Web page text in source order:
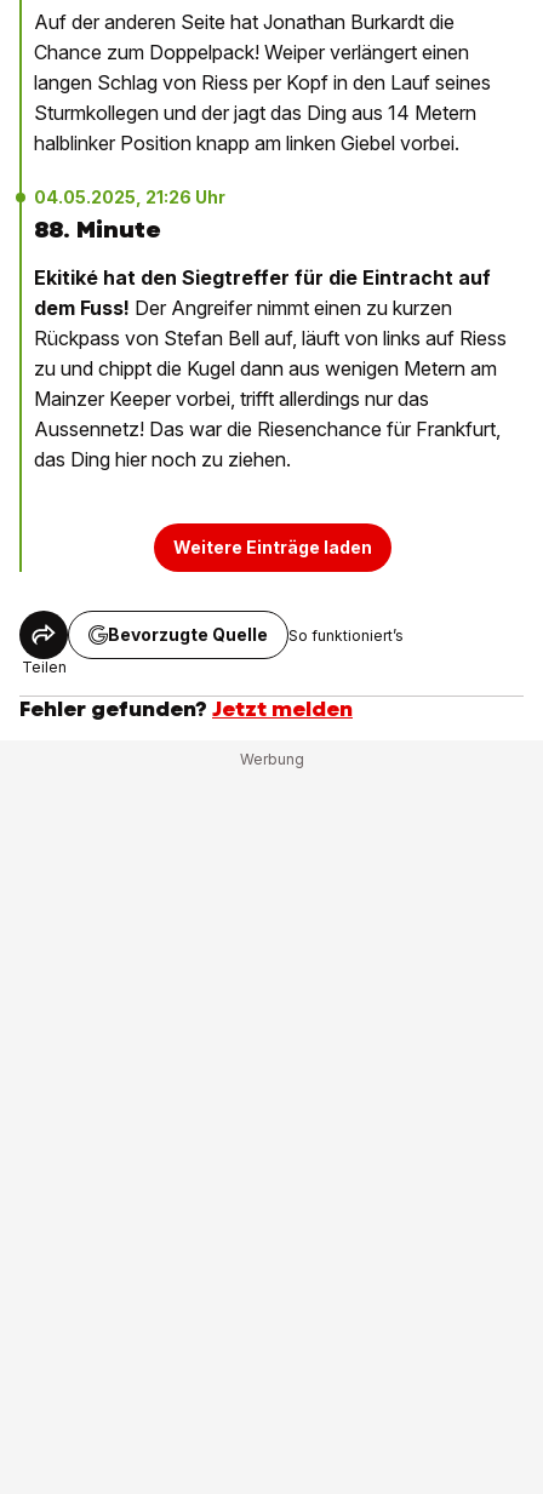
Auf der anderen Seite hat Jonathan Burkardt die
Chance zum Doppelpack! Weiper verlängert einen
langen Schlag von Riess per Kopf in den Lauf seines
Sturmkollegen und der jagt das Ding aus 14 Metern
halblinker Position knapp am linken Giebel vorbei.
04.05.2025, 21:26 Uhr
88. Minute
Ekitiké hat den Siegtreffer für die Eintracht auf
dem Fuss! Der Angreifer nimmt einen zu kurzen
Rückpass von Stefan Bell auf, läuft von links auf Riess
zu und chippt die Kugel dann aus wenigen Metern am
Mainzer Keeper vorbei, trifft allerdings nur das
Aussennetz! Das war die Riesenchance für Frankfurt,
das Ding hier noch zu ziehen.
Weitere Einträge laden
Teilen
Bevorzugte Quelle So funktioniert’s
Fehler gefunden? Jetzt melden